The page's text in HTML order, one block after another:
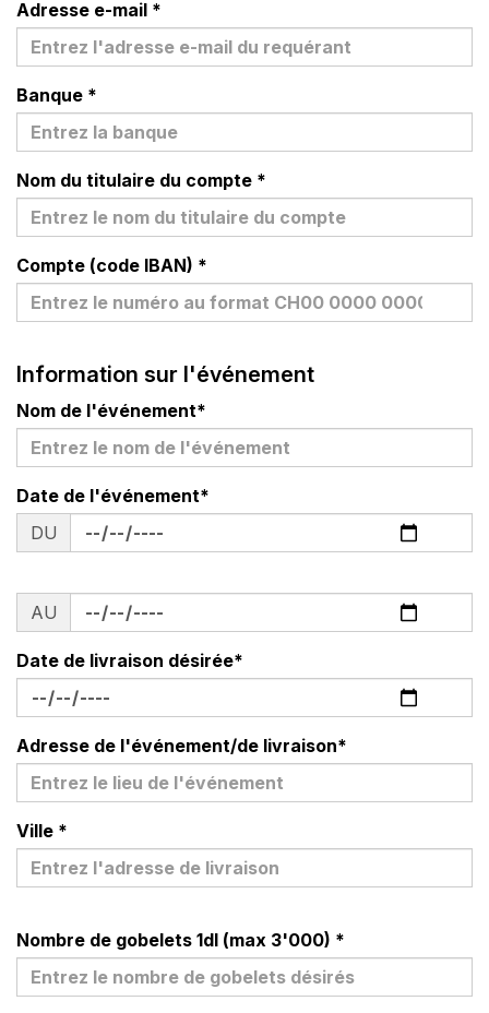
Adresse e-mail *
Banque *
Nom du titulaire du compte *
Compte (code IBAN) *
Information sur l'événement
Nom de l'événement*
Date de l'événement*
DU
AU
Date de livraison désirée*
Adresse de l'événement/de livraison*
Ville *
Nombre de gobelets 1dl (max 3'000) *